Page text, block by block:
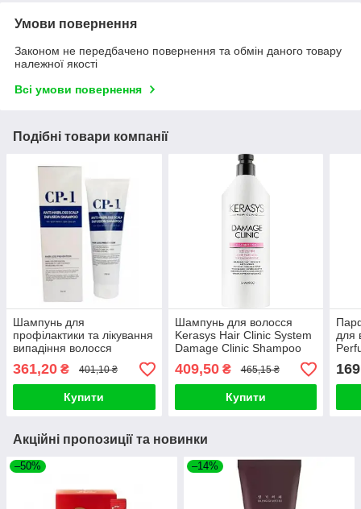
Умови повернення
Законом не передбачено повернення та обмін даного товару
належної якості
Всі умови повернення
Подібні товари компанії
Шампунь для
профілактики та лікування
випадіння волосся
Esthetic House CP-1 Anti-
Hair Loss Scalp
361,20 ₴ 401,10 ₴
Купити
Шампунь для волосся
Kerasys Hair Clinic System
Damage Clinic Shampoo
600ml
409,50₴ 465,15 ₴
Купити
для
Акційні пропозиції та новинки
–50% –14%